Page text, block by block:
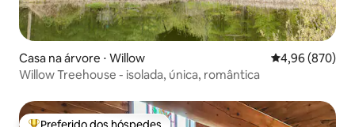
Casa na árvore ⋅ Willow 4,96 de uma
4,96 (870)
Willow Treehouse - isolada, única, romântica